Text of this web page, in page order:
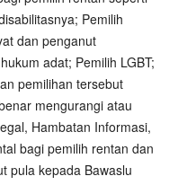
Pemilih
dan penganut
adat; Pemilih LGBT;
pemilihan tersebut
mengurangi atau
Hambatan Informasi,
bagi pemilih rentan dan
pula kepada Bawaslu